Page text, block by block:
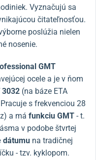
Vyznačujú sa
čitateľnosťou.
poslúžia nielen
nosenie.
GMT
ocele a je v ňom
3032 (na báze ETA
s frekvenciou 28
a má funkciu GMT - t.
v podobe štvrtej
dátumu na tradičnej
- tzv. kyklopom.